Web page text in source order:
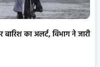
का अलर्ट, विभाग ने जारी